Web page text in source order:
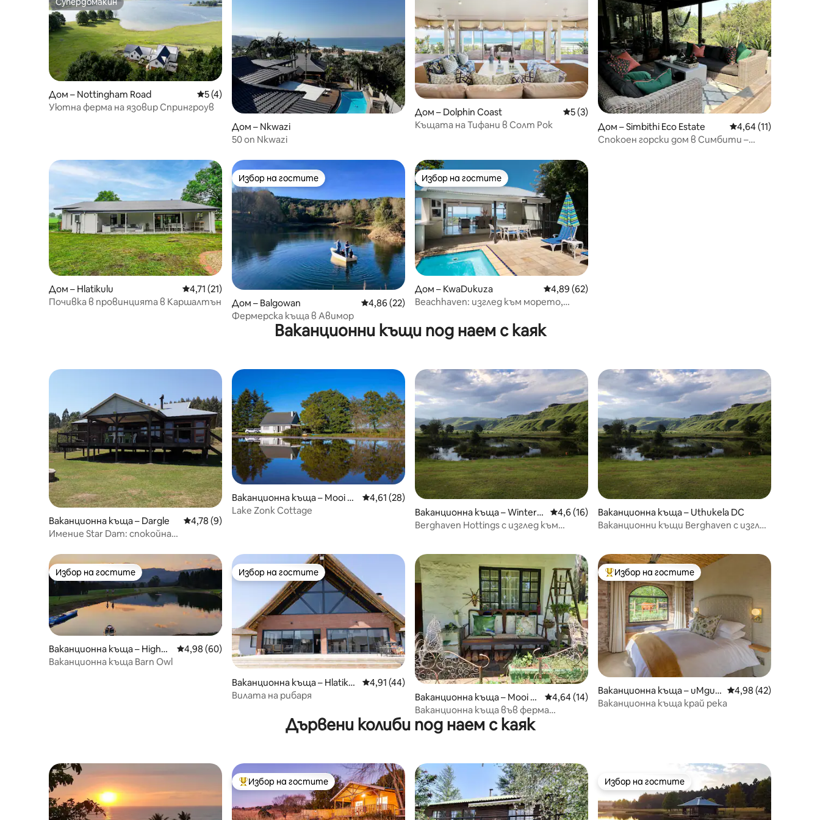
Супердомакин
Дом – Nottingham Road Средна оценка: 5 от 5, 4 отзива
5 (4)
Уютна ферма на язовир Спрингроув
Дом – Nkwazi
50 on Nkwazi
Дом – Dolphin Coast Средна оценка: 5 от 5, 3 отзива
5 (3)
Къщата на Тифани в Солт Рок
Дом – Simbithi Eco Estate Средна оценка:
4,64 (11)
Спокоен горски дом в Симбити –
Дом – Hlatikulu Средна оценка: 4,71 от 5, 21 отзива
4,71 (21)
Почивка в провинцията в Каршалтън
Избор на гостите
Избор на гостите
Дом – Balgowan Средна оценка: 4,86 от 5, 22 отзива
4,86 (22)
Фермерска къща в Авимор
Избор на гостите
Избор на гостите
Дом – KwaDukuza Средна оценка: 4,89 от 5, 62 отзива
4,89 (62)
Beachhaven: изглед към морето,
климатик
Ваканционни къщи под наем с каяк
Ваканционна къща – Dargle Средна оценка: 4,78 от 5, 9 отзива
4,78 (9)
Имение Star Dam: спокойна
Ваканционна къща – Mooi Ri
ver
Средна оценка: 4,61 от 5, 28 отзива
4,61 (28)
Lake Zonk Cottage
Ваканционна къща – Wintert
on
Средна оценка: 4,6 от 5, 16 отзива
4,6 (16)
Berghaven Hottings с изглед към
Ваканционна къща – Uthukela DC
Ваканционни къщи Berghaven с изглед
Избор на гостите
Избор на гостите
Ваканционна къща – Highm
oor
Средна оценка: 4,98 от 5, 60 отзива
4,98 (60)
Ваканционна къща Barn Owl
Избор на гостите
Избор на гостите
Ваканционна къща – Hlatikul
u
Средна оценка: 4,91 от 5, 44 отзива
4,91 (44)
Вилата на рибаря
Ваканционна къща – Mooi Ri
ver
Средна оценка: 4,64 от 5, 14 отзива
4,64 (14)
Ваканционна къща във ферма
Highover
Най-популярен избор на гостите
Избор на гостите
Ваканционна къща – uMgun
gundlovu District Municipality
Средна оценка:
4,98 (42)
Ваканционна къща край река
Дървени колиби под наем с каяк
Най-популярен избор на гостите
Избор на гостите Избор на гостите
Избор на гостите